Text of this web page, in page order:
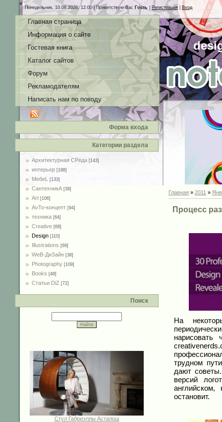
Понедельник, 10.08.2026, 12:00 |Приветствую Вас Гость Регистрация Вход
Главная страница
Информация о сайте
Гостевая книга
Каталог сайтов
Форум
Рекламодателям
Написать нам по поводу
Форма входа
Категории раздела
Архитектурная СРеда [143]
интерьер [188]
MебеL [133]
СантехникА [38]
Art [106]
AvTo-концепт [94]
техника [64]
Creative [68]
Design [110]
Illustrations [69]
WeB-ДиЗайн [38]
Photography [109]
Books [48]
Статьи DiZ [72]
Поиск
Стул Габриэллы Асталош
Главная » 2011 »
Процесс
На
трудном
дают
версий
остановит.